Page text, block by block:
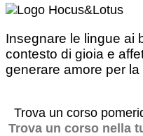
Insegnare le lingue ai
contesto di gioia e
generare amore per
Trova un corso
Trova un corso nella